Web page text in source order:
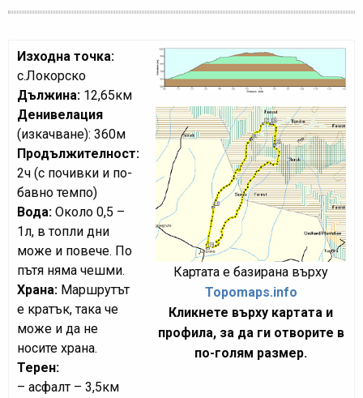
Изходна точка:
с.Локорско
Дължина: 12,65км
Денивелация
(изкачване): 360м
Продължителност:
2ч (с почивки и по-
бавно темпо)
Вода: Около 0,5 –
1л, в топли дни
може и повече. По
пътя няма чешми.
Храна: Маршрутът
е кратък, така че
може и да не
носите храна.
Терен:
– асфалт – 3,5км
Картата е базирана върху
Topomaps.info
Кликнете върху картата и
профила, за да ги отворите в
по-голям размер.